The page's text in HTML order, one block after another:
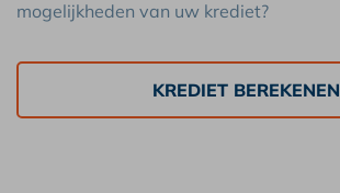
mogelijkheden van uw krediet?
KREDIET BEREKENEN